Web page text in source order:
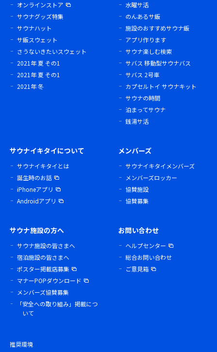
オンラインストア
サウナグッズ特集
サウナハット
サ飯スウェット
さうないきたいスウェット
2021年 夏 その1
2021年 夏 その1
2021年 冬
水曜サ活
のんあるサ飯
施設のおすすめサウナ飯
アプリ作ります
サウナ楽しむ検索
サバス 移動型サウナバス
サバス 2号車
カプセルトイ サウナキット
サウナの時間
泊まってサウナ
銭湯サ活
サウナイキタイについて
サウナイキタイとは
誕生時のお話
iPhoneアプリ
Androidアプリ
メンバーズ
サウナイキタイメンバーズ
メンバーズロッカー
協賛施設
協賛募集
サウナ施設の方へ
サウナ施設の皆さまへ
宿泊施設の皆さまへ
ポスター掲載店募集
マナーPOPダウンロード
メンバーズ協賛募集
「安全への取り組み」掲載につ
いて
お問い合わせ
ヘルプセンター
総合お問い合わせ
ご意見箱
推奨環境